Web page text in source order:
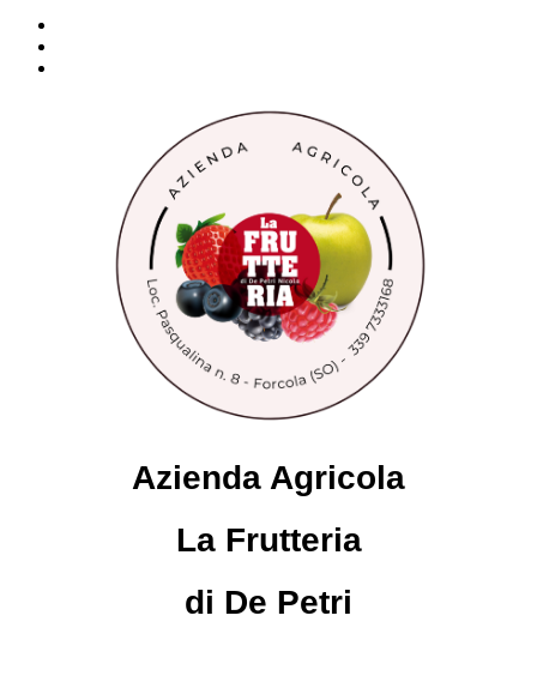
Azienda Agricola
La Frutteria
di De Petri